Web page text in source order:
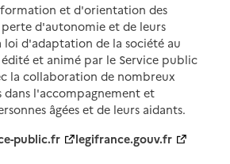
et d'orientation des
perte d'autonomie et de leurs
loi d'adaptation de la société au
et animé par le Service public
la collaboration de nombreux
dans l'accompagnement et
âgées et de leurs aidants.
public.fr
legifrance.gouv.fr